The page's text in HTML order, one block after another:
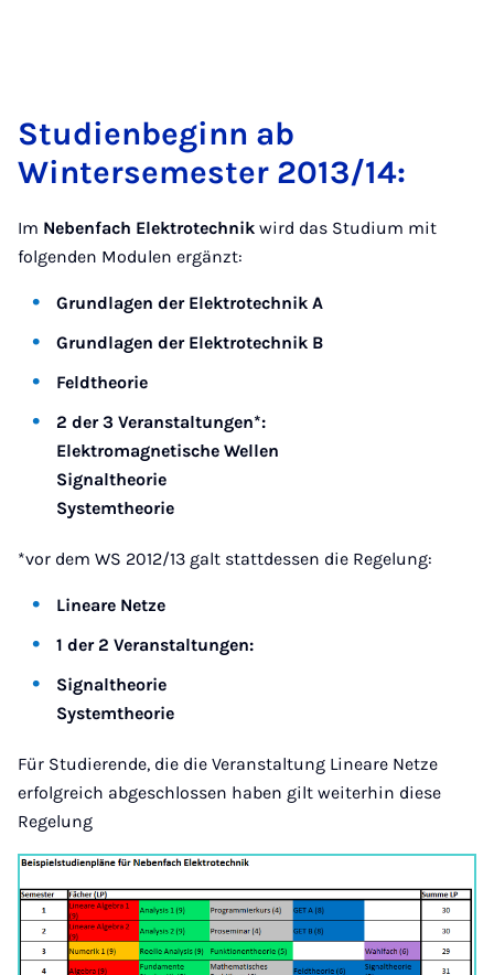
Studienbeginn ab
Wintersemester 2013/14:
Im Nebenfach Elektrotechnik wird das Studium mit
folgenden Modulen ergänzt:
Grundlagen der Elektrotechnik A
Grundlagen der Elektrotechnik B
Feldtheorie
2 der 3 Veranstaltungen*:
Elektromagnetische Wellen
Signaltheorie
Systemtheorie
*vor dem WS 2012/13 galt stattdessen die Regelung:
Lineare Netze
1 der 2 Veranstaltungen:
Signaltheorie
Systemtheorie
Für Studierende, die die Veranstaltung Lineare Netze
erfolgreich abgeschlossen haben gilt weiterhin diese
Regelung